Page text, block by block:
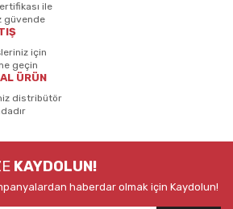
ile
güvende
için
geçin
ÜRÜN
distribütör
KAYDOLUN!
haberdar olmak için Kaydolun!